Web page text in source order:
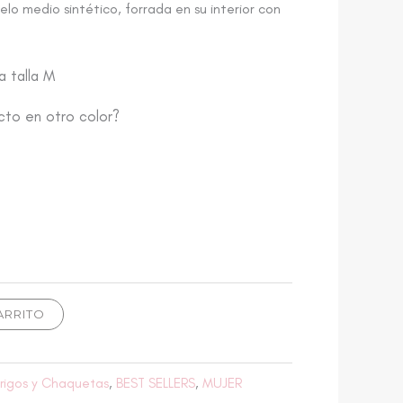
medio sintético, forrada en su interior con
talla M
en otro color?
y Chaquetas, BEST SELLERS, MUJER